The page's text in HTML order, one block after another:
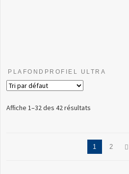
PLAFONDPROFIEL ULTRA
Affiche 1–32 des 42 résultats
1 2